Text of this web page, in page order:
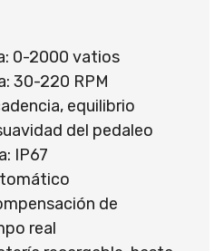
0-2000 vatios
30-220 RPM
equilibrio
del pedaleo
IP67
de
real